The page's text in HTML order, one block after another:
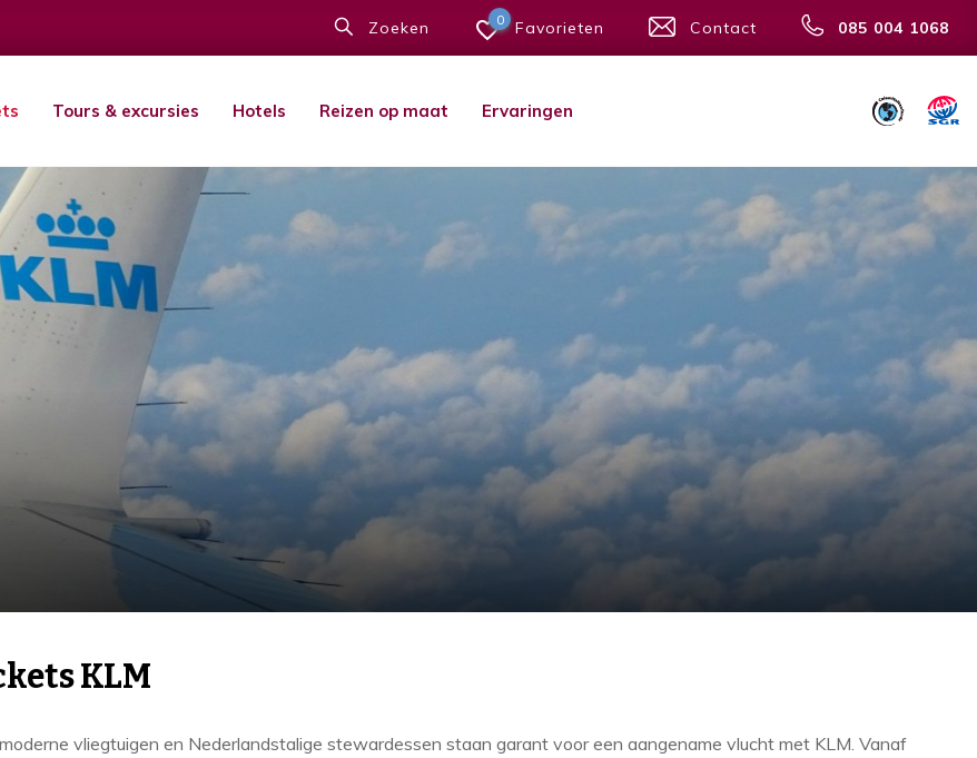
Zoeken 0 Favorieten Contact 085 004 1068
Tours & excursies Hotels Reizen op maat Ervaringen
KLM
vliegtuigen en Nederlandstalige stewardessen staan garant voor een aangename vlucht met KLM. Vanaf